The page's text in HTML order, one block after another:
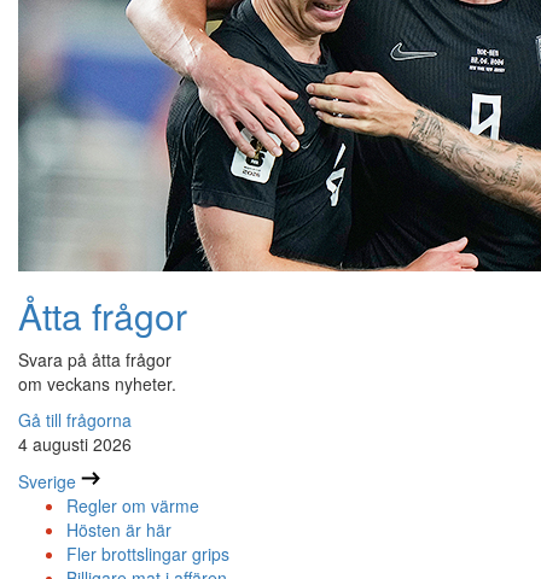
Åtta frågor
Svara på åtta frågor
om veckans nyheter.
Gå till frågorna
4 augusti 2026
Sverige
Regler om värme
Hösten är här
Fler brottslingar grips